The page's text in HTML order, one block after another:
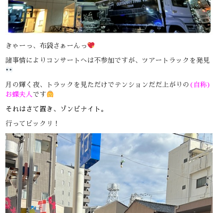
きゃーっ、布袋さぁーんっ
諸事情によりコンサートへは不参加ですが、ツアートラックを発見
月の輝く夜、トラックを見ただけでテンションだだ上がりの (自称)
お蝶夫人 です
それはさて置き、ゾンビナイト。
行ってビックリ！